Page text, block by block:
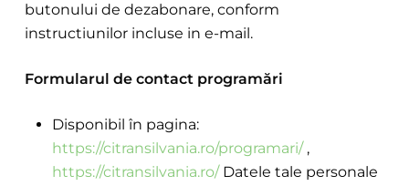
butonului de dezabonare, conform
instructiunilor incluse in e-mail.
Formularul de contact programări
Disponibil în pagina:
https://citransilvania.ro/programari/,
https://citransilvania.ro/Datele tale personale